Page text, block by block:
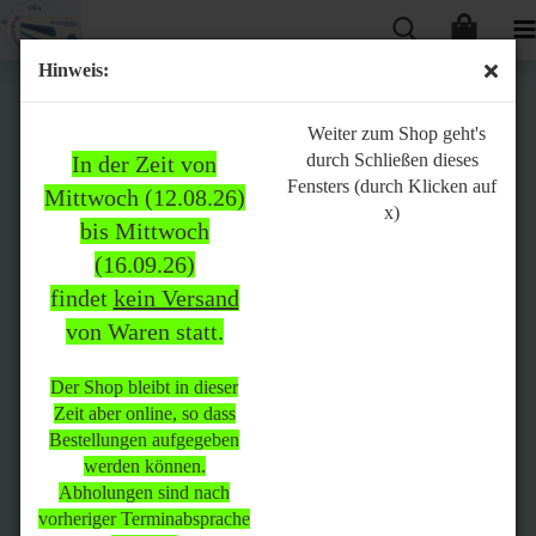
Hinweis:
In der Zeit von
Mittwoch (12.08.26)
bis Mittwoch
(16.09.26)
findet kein Versand
von Waren statt.
Der Shop bleibt in dieser
Zeit aber online, so dass
Bestellungen aufgegeben
werden können.
Abholungen sind nach
vorheriger Terminabsprache
Weiter zum Shop geht's
durch Schließen dieses
Fensters (durch Klicken auf
x)
Bitte
beachten:
In der Zeit von Mittwoch
(12.08.26) bis Mittwoch
(16.09.26)
statt.
Der Shop bleibt in dieser Zeit
aber online, so dass
Bestellungen aufgegeben
werden können.